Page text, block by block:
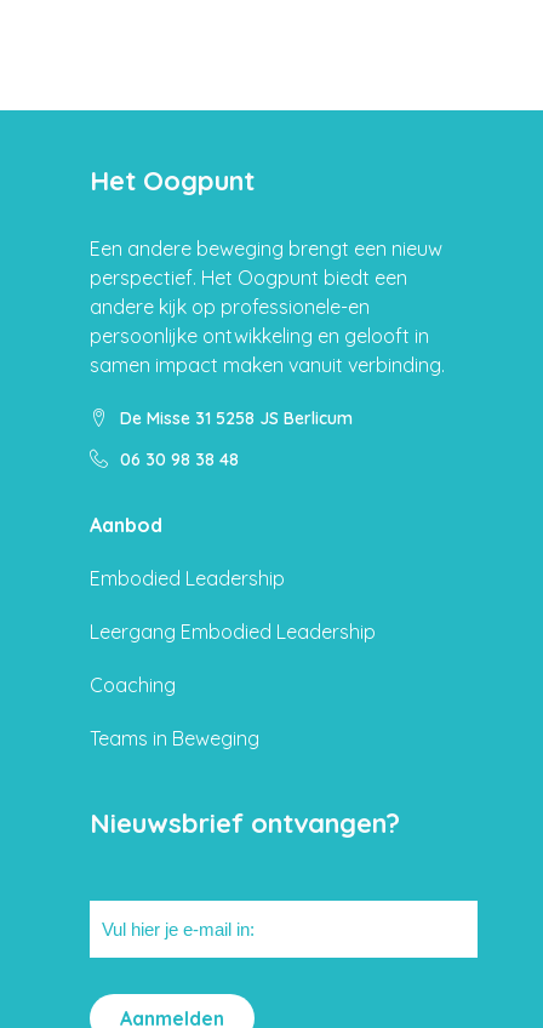
Het Oogpunt
Een andere beweging brengt een nieuw
perspectief. Het Oogpunt biedt een
andere kijk op professionele-en
persoonlijke ontwikkeling en gelooft in
samen impact maken vanuit verbinding.
De Misse 31 5258 JS Berlicum
06 30 98 38 48
Aanbod
Embodied Leadership
Leergang Embodied Leadership
Coaching
Teams in Beweging
Nieuwsbrief ontvangen?